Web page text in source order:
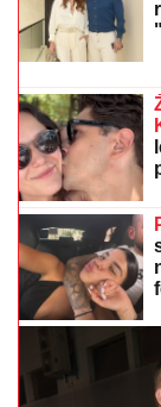
Novi udarac
Raletom i
novonastale